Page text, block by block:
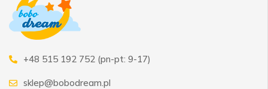
+48 515 192 752 (pn-pt: 9-17)
sklep@bobodream.pl